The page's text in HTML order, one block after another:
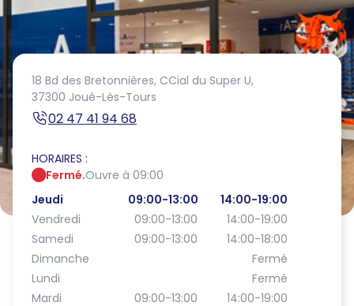
18 Bd des Bretonnières, CCial du Super U,
37300 Joué-Lès-Tours
02 47 41 94 68
HORAIRES :
Fermé.Ouvre à 09:00
Jeudi
09:00-13:00
14:00-19:00
Vendredi
09:00-13:00
14:00-19:00
Samedi
09:00-13:00
14:00-18:00
Dimanche
Fermé
Lundi
Fermé
Mardi
09:00-13:00
14:00-19:00